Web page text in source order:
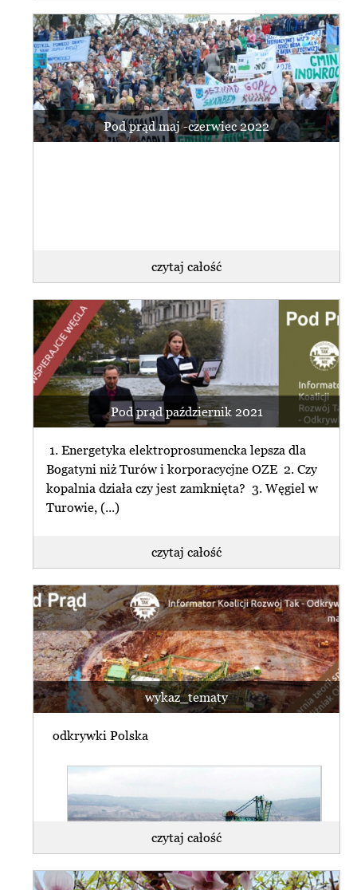
Pod prąd maj -czerwiec 2022
czytaj całość
Pod prąd październik 2021
1. Energetyka elektroprosumencka lepsza dla
Bogatyni niż Turów i korporacycjne OZE 2. Czy
kopalnia działa czy jest zamknięta? 3. Węgiel w
Turowie, (...)
czytaj całość
wykaz_tematy
odkrywki Polska
WSA uchylił decyzję środowiskową dla
kopalni Turów.
czytaj całość